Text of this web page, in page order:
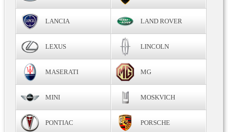
LANCIA LAND ROVER
LEXUS LINCOLN
MASERATI MG
MINI MOSKVICH
PONTIAC PORSCHE